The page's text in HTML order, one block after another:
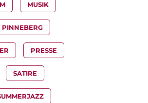
MUSIK
PINNEBERG
PRESSE
SATIRE